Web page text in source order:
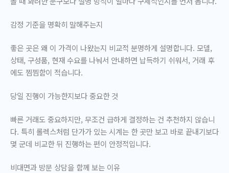
감정 기준을 명확히 말해주는지
좋은 곳은 왜 이 가격이 나왔는지 비교적 분명하게 설명합니다. 모델,
상태, 구성품, 현재 수요를 나눠서 안내하면 납득하기 쉬워서, 거래 후
에도 찜찜함이 적습니다.
당일 진행이 가능한지보다 중요한 것
빠른 거래도 중요하지만, 무조건 급하게 결정하는 건 추천하지 않습니
다. 특히 롤렉스처럼 단가가 있는 시계는 한 곳만 보고 바로 끝내기보다
몇 군데 비교한 뒤 진행하는 편이 안정적입니다.
비대면과 방문 상담을 함께 보는 이유